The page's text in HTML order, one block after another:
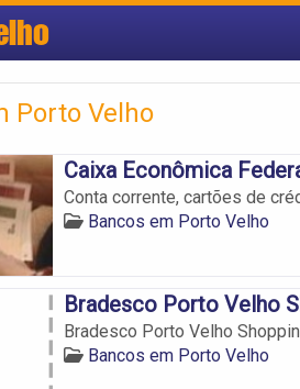
Porto Velho
Caixa Econômica
Conta corrente, cartões de
Bancos em Porto Velho
Bradesco Porto Velho
Bradesco Porto Velho
Bancos em Porto Velho